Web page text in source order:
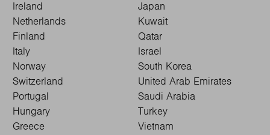
Ireland
Netherlands
Finland
Italy
Norway
Switzerland
Portugal
Hungary
Greece
Japan
Kuwait
Qatar
Israel
South Korea
United Arab Emirates
Saudi Arabia
Turkey
Vietnam